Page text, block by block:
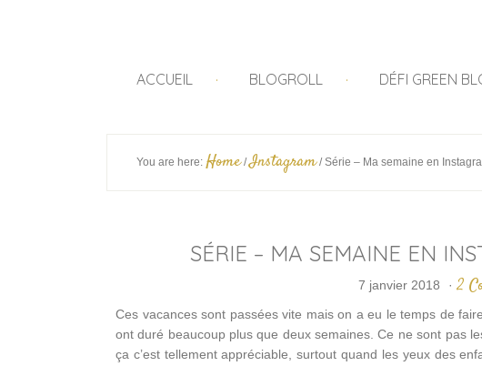
ACCUEIL BLOGROLL DÉFI GREEN
You are here: Home / Instagram /Série – Ma semaine en
SÉRIE – MA SEMAINE EN
7 janvier 2018 · 2
Ces vacances sont passées vite mais on a eu le temps de
ont duré beaucoup plus que deux semaines. Ce ne sont pas
ça c’est tellement appréciable, surtout quand les yeux des